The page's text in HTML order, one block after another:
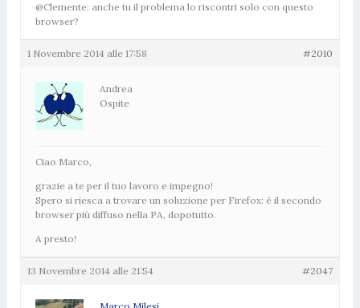
@Clemente: anche tu il problema lo riscontri solo con questo
browser?
1 Novembre 2014 alle 17:58 #2010
Andrea
Ospite
Ciao Marco,
grazie a te per il tuo lavoro e impegno!
Spero si riesca a trovare un soluzione per Firefox: è il secondo
browser più diffuso nella PA, dopotutto.
A presto!
13 Novembre 2014 alle 21:54 #2047